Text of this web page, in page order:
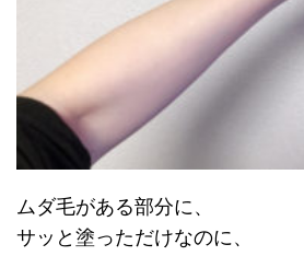
ムダ毛がある部分に、
サッと塗っただけなのに、